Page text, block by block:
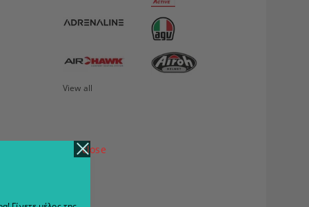
View all
close